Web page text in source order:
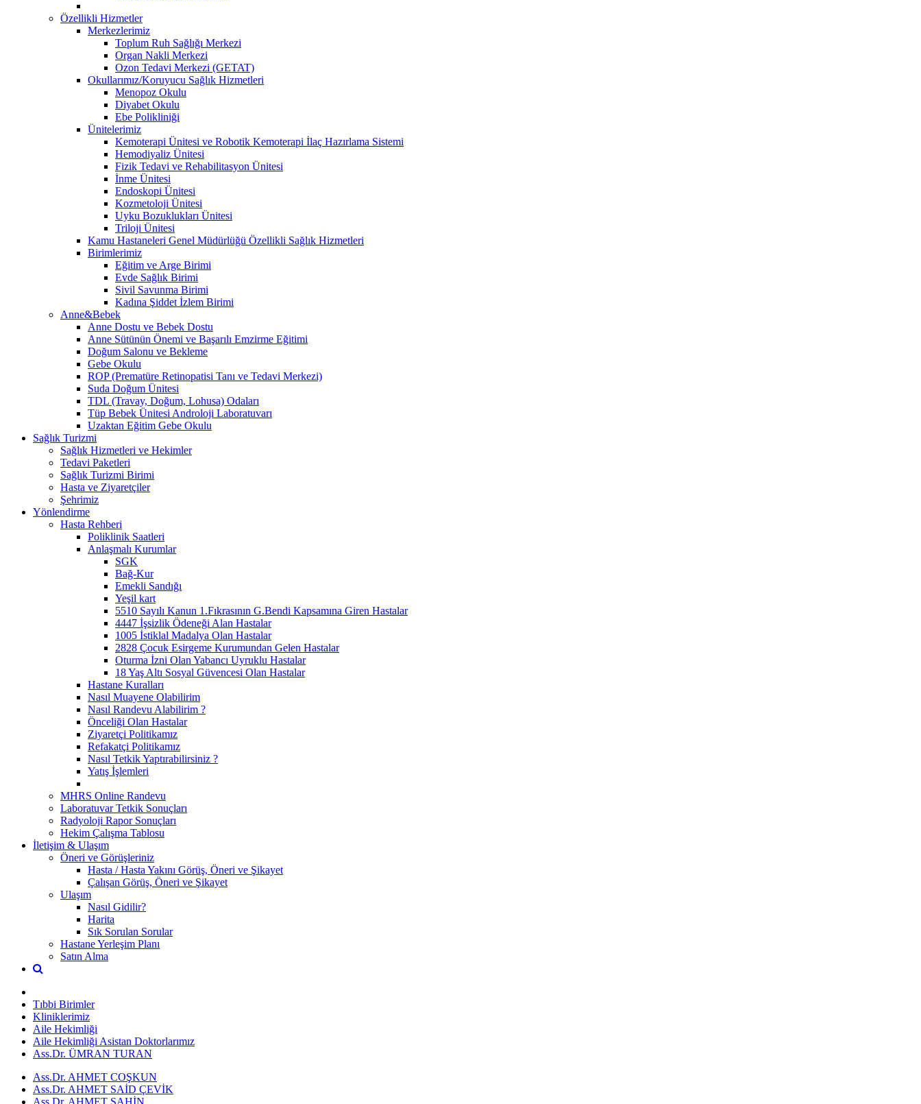
Özellikli Hizmetler
Merkezlerimiz
Toplum Ruh Sağlığı Merkezi
Organ Nakli Merkezi
Ozon Tedavi Merkezi (GETAT)
Okullarımız/Koruyucu Sağlık Hizmetleri
Menopoz Okulu
Diyabet Okulu
Ebe Polikliniği
Ünitelerimiz
Kemoterapi Ünitesi ve Robotik Kemoterapi İlaç Hazırlama Sistemi
Hemodiyaliz Ünitesi
Fizik Tedavi ve Rehabilitasyon Ünitesi
İnme Ünitesi
Endoskopi Ünitesi
Kozmetoloji Ünitesi
Uyku Bozuklukları Ünitesi
Triloji Ünitesi
Kamu Hastaneleri Genel Müdürlüğü Özellikli Sağlık Hizmetleri
Birimlerimiz
Eğitim ve Arge Birimi
Evde Sağlık Birimi
Sivil Savunma Birimi
Kadına Şiddet İzlem Birimi
Anne&Bebek
Anne Dostu ve Bebek Dostu
Anne Sütünün Önemi ve Başarılı Emzirme Eğitimi
Doğum Salonu ve Bekleme
Gebe Okulu
ROP (Prematüre Retinopatisi Tanı ve Tedavi Merkezi)
Suda Doğum Ünitesi
TDL (Travay, Doğum, Lohusa) Odaları
Tüp Bebek Ünitesi Androloji Laboratuvarı
Uzaktan Eğitim Gebe Okulu
Sağlık Turizmi
Sağlık Hizmetleri ve Hekimler
Tedavi Paketleri
Sağlık Turizmi Birimi
Hasta ve Ziyaretçiler
Şehrimiz
Yönlendirme
Hasta Rehberi
Poliklinik Saatleri
Anlaşmalı Kurumlar
SGK
Bağ-Kur
Emekli Sandığı
Yeşil kart
5510 Sayılı Kanun 1.Fıkrasının G.Bendi Kapsamına Giren Hastalar
4447 İşsizlik Ödeneği Alan Hastalar
1005 İstiklal Madalya Olan Hastalar
2828 Çocuk Esirgeme Kurumundan Gelen Hastalar
Oturma İzni Olan Yabancı Uyruklu Hastalar
18 Yaş Altı Sosyal Güvencesi Olan Hastalar
Hastane Kuralları
Nasıl Muayene Olabilirim
Nasıl Randevu Alabilirim ?
Önceliği Olan Hastalar
Ziyaretçi Politikamız
Refakatçi Politikamız
Nasıl Tetkik Yaptırabilirsiniz ?
Yatış İşlemleri
MHRS Online Randevu
Laboratuvar Tetkik Sonuçları
Radyoloji Rapor Sonuçları
Hekim Çalışma Tablosu
İletişim & Ulaşım
Öneri ve Görüşleriniz
Hasta / Hasta Yakını Görüş, Öneri ve Şikayet
Çalışan Görüş, Öneri ve Şikayet
Ulaşım
Nasıl Gidilir?
Harita
Sık Sorulan Sorular
Hastane Yerleşim Planı
Satın Alma
Tıbbi Birimler
Kliniklerimiz
Aile Hekimliği
Aile Hekimliği Asistan Doktorlarımız
Ass.Dr. ÜMRAN TURAN
Ass.Dr. AHMET COŞKUN
Ass.Dr. AHMET SAİD ÇEVİK
Ass.Dr. AHMET ŞAHİN